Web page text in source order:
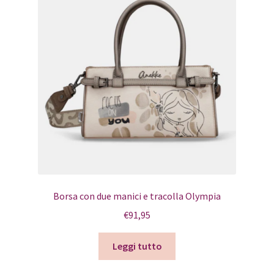
Borsa con due manici e tracolla Olympia
€91,95
Leggi tutto